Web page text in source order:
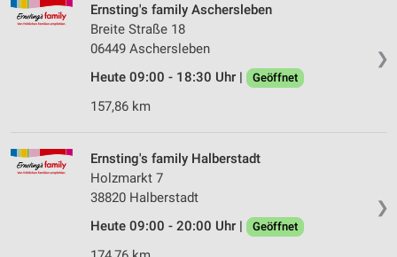
❯
Ernsting's family Aschersleben
Breite Straße 18
06449 Aschersleben
Heute 09:00 - 18:30 Uhr |
Geöffnet
157,86 km
❯
Ernsting's family Halberstadt
Holzmarkt 7
38820 Halberstadt
Heute 09:00 - 20:00 Uhr |
Geöffnet